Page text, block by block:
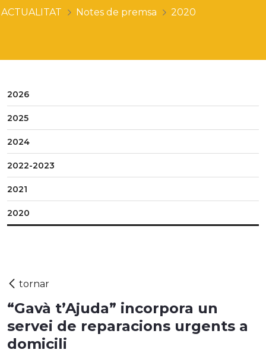
ACTUALITAT Notes de premsa 2020
2026
2025
2024
2022-2023
2021
2020
“Gavà t’Ajuda” incorpora un
servei de reparacions urgents a
domicili